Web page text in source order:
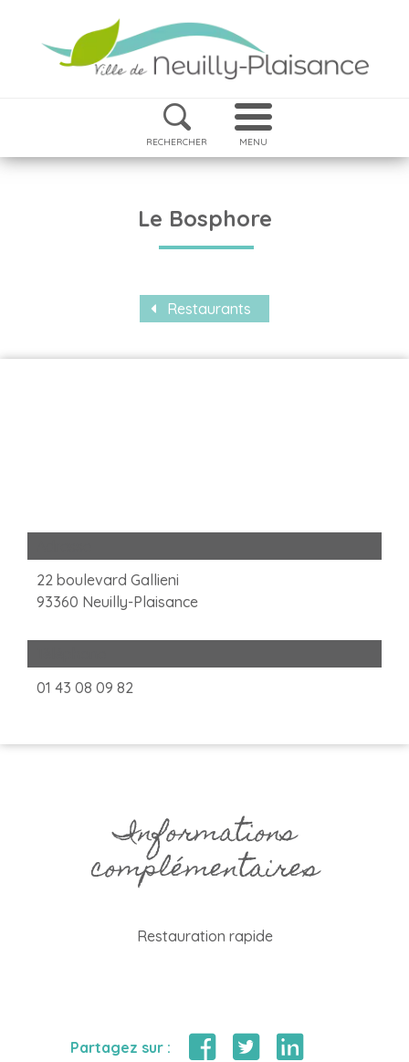
RECHERCHER MENU
Le Bosphore
Restaurants
22 boulevard Gallieni
93360 Neuilly-Plaisance
01 43 08 09 82
Informations
complémentaires
Restauration rapide
Partagez sur :